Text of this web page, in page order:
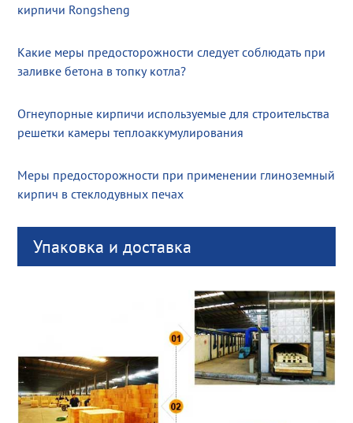
кирпичи Rongsheng
Какие меры предосторожности следует соблюдать при
заливке бетона в топку котла?
Огнеупорные кирпичи используемые для строительства
решетки камеры теплоаккумулирования
Меры предосторожности при применении глиноземный
кирпич в стеклодувных печах
Упаковка и доставка